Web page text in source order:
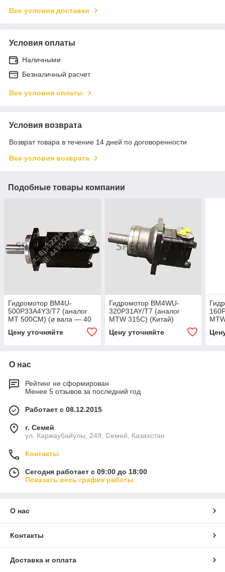
Все условия доставки
Условия оплаты
Наличными
Безналичный расчет
Все условия оплаты
Условия возврата
Возврат товара в течение 14 дней по договоренности
Все условия возврата
Подобные товары компании
Гидромотор BM4U-
500P33A4Y3/T7 (аналог
МТ 500СМ) (⌀ вала — 40
Цену уточняйте
Гидромотор BM4WU-
320P31AY/T7 (аналог
MTW 315C) (Китай)
Цену уточняйте
О нас
Рейтинг не сформирован
Менее 5 отзывов за последний год
Работает с 08.12.2015
г. Семей
ул. Каржаубайулы, 249, Семей, Казахстан
Контакты
Сегодня работает с 09:00 до 18:00
Показать весь график работы
О нас
Контакты
Доставка и оплата